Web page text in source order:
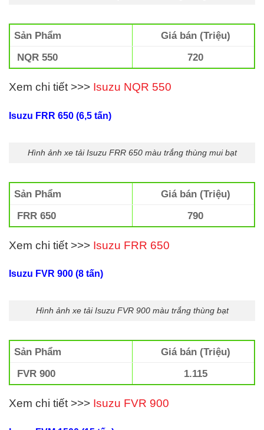
Sản Phẩm
Giá bán (Triệu)
NQR 550
720
Xem chi tiết >>> Isuzu NQR 550
Isuzu FRR 650 (6,5 tấn)
Hình ảnh xe tải Isuzu FRR 650 màu trắng thùng mui bạt
Sản Phẩm
Giá bán (Triệu)
FRR 650
790
Xem chi tiết >>> Isuzu FRR 650
Isuzu FVR 900 (8 tấn)
Hình ảnh xe tải Isuzu FVR 900 màu trắng thùng bạt
Sản Phẩm
Giá bán (Triệu)
FVR 900
1.115
Xem chi tiết >>> Isuzu FVR 900